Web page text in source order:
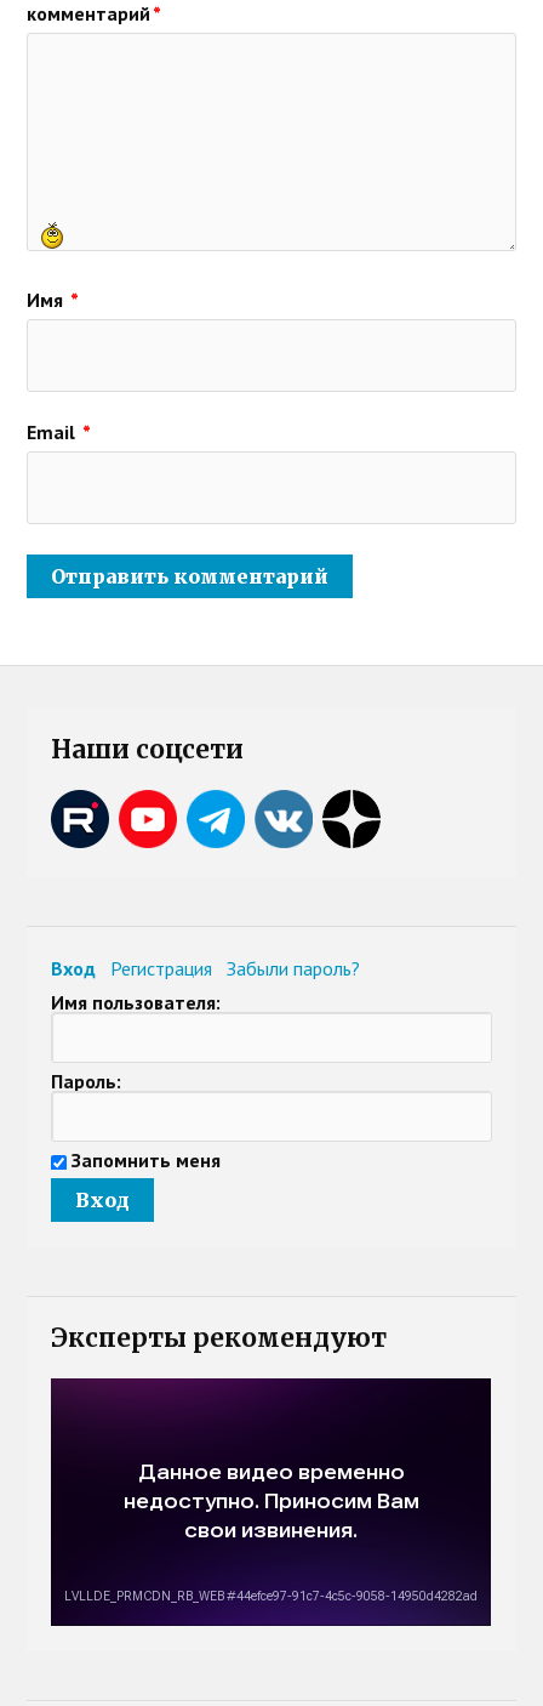
комментарий *
Имя *
Email *
Наши соцсети
Вход Регистрация
Забыли пароль?
Имя пользователя:
Пароль:
Запомнить меня
Эксперты рекомендуют